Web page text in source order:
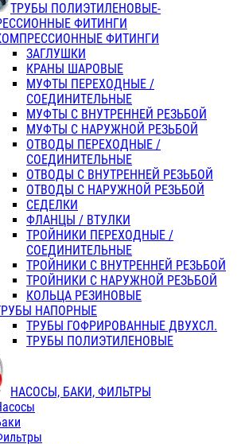
ТРУБЫ ПОЛИЭТИЛЕНОВЫЕ-
ФИТИНГИ
ФИТИНГИ
ЗАГЛУШКИ
КРАНЫ ШАРОВЫЕ
МУФТЫ ПЕРЕХОДНЫЕ /
СОЕДИНИТЕЛЬНЫЕ
МУФТЫ С ВНУТРЕННЕЙ РЕЗЬБОЙ
МУФТЫ С НАРУЖНОЙ РЕЗЬБОЙ
ОТВОДЫ ПЕРЕХОДНЫЕ /
СОЕДИНИТЕЛЬНЫЕ
ОТВОДЫ С ВНУТРЕННЕЙ РЕЗЬБОЙ
ОТВОДЫ С НАРУЖНОЙ РЕЗЬБОЙ
СЕДЕЛКИ
ФЛАНЦЫ / ВТУЛКИ
ТРОЙНИКИ ПЕРЕХОДНЫЕ /
СОЕДИНИТЕЛЬНЫЕ
ТРОЙНИКИ С ВНУТРЕННЕЙ РЕЗЬБОЙ
ТРОЙНИКИ С НАРУЖНОЙ РЕЗЬБОЙ
КОЛЬЦА РЕЗИНОВЫЕ
НАПОРНЫЕ
ТРУБЫ ГОФРИРОВАННЫЕ ДВУХСЛ.
ТРУБЫ ПОЛИЭТИЛЕНОВЫЕ
НАСОСЫ, БАКИ, ФИЛЬТРЫ